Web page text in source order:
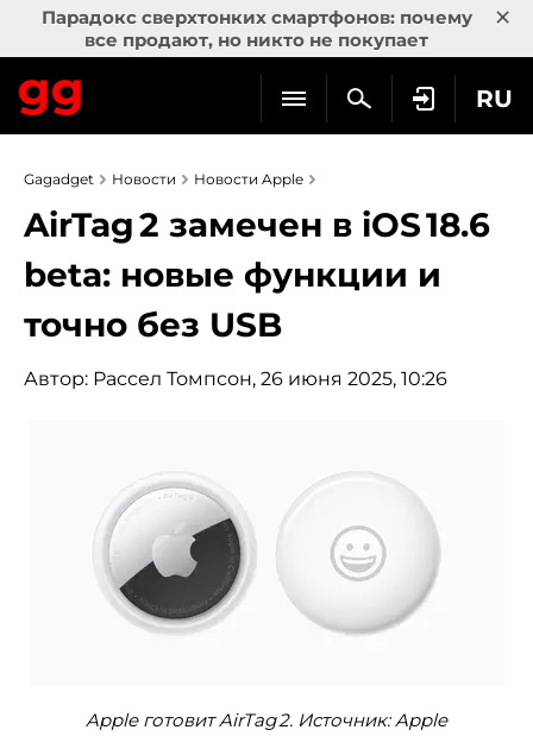
Парадокс сверхтонких смартфонов: почему
все продают, но никто не покупает
×
RU
Gagadget Новости Новости Apple
AirTag 2 замечен в iOS 18.6
beta: новые функции и
точно без USB
Автор: Рассел Томпсон, 26 июня 2025, 10:26
Apple готовит AirTag 2. Источник: Apple